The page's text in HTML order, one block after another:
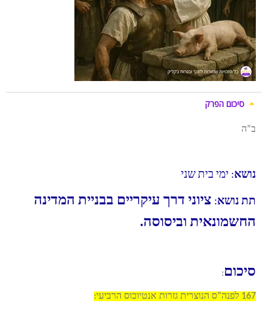
סיכום הפרק
ב”ה
נושא: ימי בית שני
תת נושא: ציוני דרך עיקריים בבניית המדינה
החשמונאית וביסוסה.
סיכום:
167 לפנה”ס הנוצרית גזרות אנטיוכוס הרביעי: